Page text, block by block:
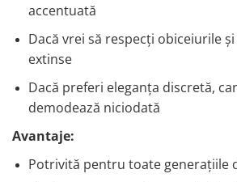
accentuată
Dacă vrei să respecți obiceiurile
extinse
Dacă preferi eleganța discretă,
demodează niciodată
Avantaje:
Potrivită pentru toate generațiile